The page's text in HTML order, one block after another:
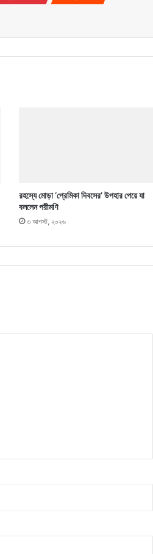
রহস্যে মোড়া ‘প্রেমিকা দিবসের’ উপহার পেয়ে যা
বললেন পরীমণি
৩ আগস্ট, ২০২৬